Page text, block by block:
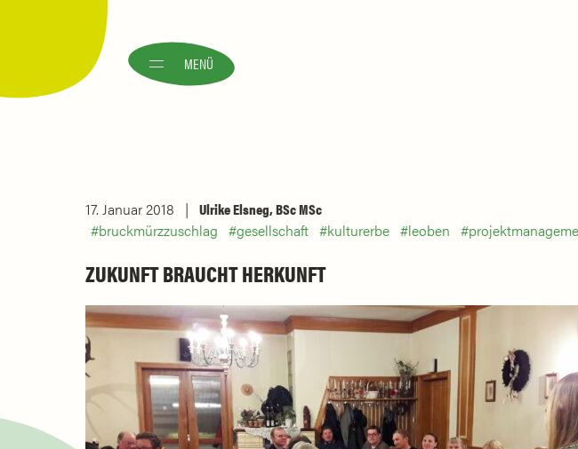
MENÜ
17. Januar 2018
Ulrike Elsneg, BSc MSc
bruckmürzzuschlag
gesellschaft kulturerbe leoben
ZUKUNFT BRAUCHT HERKUNFT